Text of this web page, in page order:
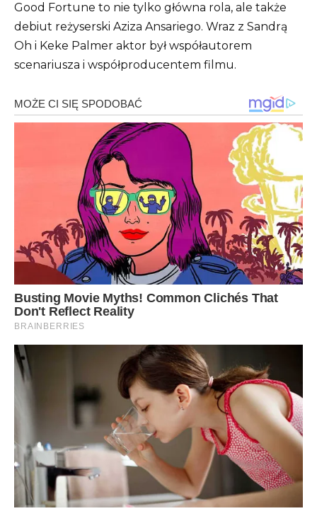
Good Fortune to nie tylko główna rola, ale także
debiut reżyserski Aziza Ansariego. Wraz z Sandrą
Oh i Keke Palmer aktor był współautorem
scenariusza i współproducentem filmu.